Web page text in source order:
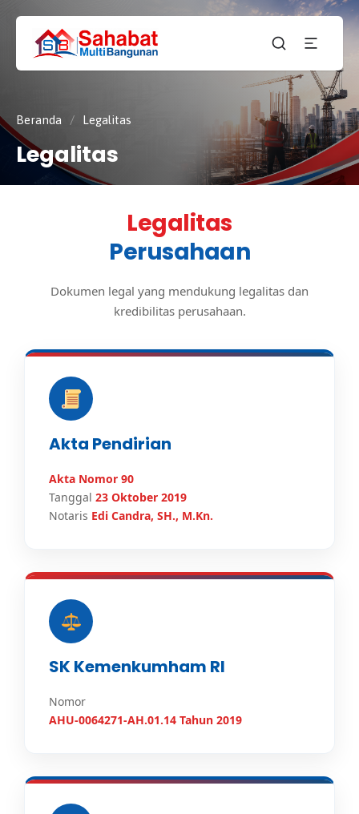
CV.
SAHABAT
MULTI
BANGUNAN
Sahabat
Pembangunan Anda
Beranda / Legalitas
Legalitas
Legalitas
Perusahaan
Dokumen legal yang mendukung legalitas dan
kredibilitas perusahaan.
Akta Pendirian
Akta Nomor 90
Tanggal 23 Oktober 2019
Notaris Edi Candra, SH., M.Kn.
SK Kemenkumham RI
Nomor
AHU-0064271-AH.01.14 Tahun 2019